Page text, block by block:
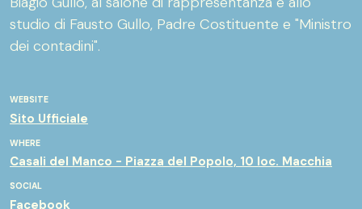
WEBSITE
Sito Ufficiale
WHERE
Casali del Manco - Piazza del Popolo, 10 loc. Macchia
SOCIAL
Facebook
studio di Fausto Gullo, Padre Costituente e "Ministro
dei contadini".